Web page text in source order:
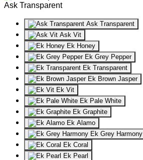
Ask Transparent
Ask Transparent
Ask Vit
Ek Honey
Ek Grey Pepper
Ek Transparent
Ek Brown Jasper
Ek Vit
Ek Pale White
Ek Graphite
Ek Alamo
Ek Grey Harmony
Ek Coral
Ek Pearl